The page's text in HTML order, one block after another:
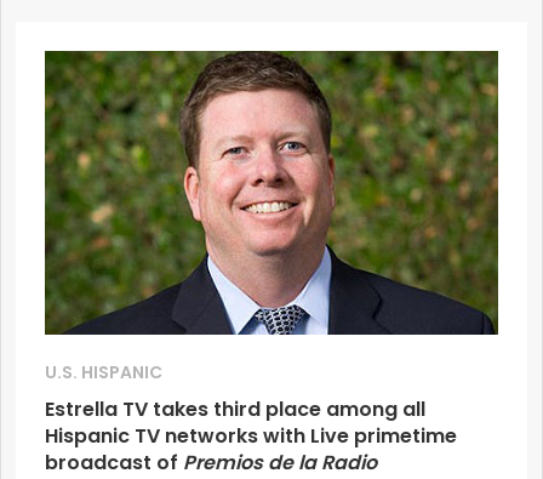
U.S. HISPANIC
Estrella TV takes third place among all
Hispanic TV networks with Live primetime
broadcast of Premios de la Radio